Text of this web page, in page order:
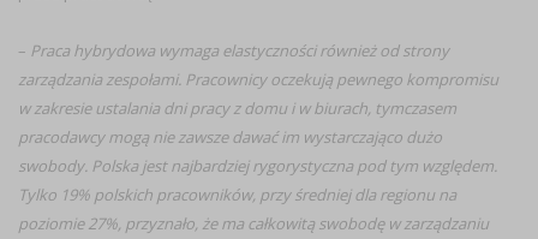
– Praca hybrydowa wymaga elastyczności również od strony
zarządzania zespołami. Pracownicy oczekują pewnego kompromisu
w zakresie ustalania dni pracy z domu i w biurach, tymczasem
pracodawcy mogą nie zawsze dawać im wystarczająco dużo
swobody. Polska jest najbardziej rygorystyczna pod tym względem.
Tylko 19% polskich pracowników, przy średniej dla regionu na
poziomie 27%, przyznało, że ma całkowitą swobodę w zarządzaniu